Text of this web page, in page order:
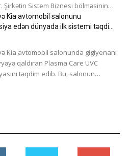
Şirkətin Sistem Biznesi bölməsinin
Liao bildirib ki,...
Kia avtomobil salonunu
edən dünyada ilk sistemi təqdim
Kia avtomobil salonunda gigiyenanı
qaldıran Plasma Care UVC
təqdim edib. Bu, salonun